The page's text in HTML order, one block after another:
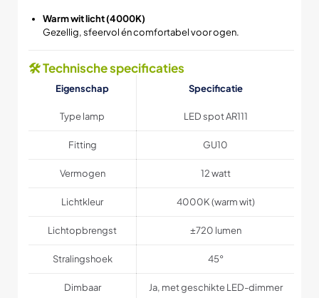
Warm wit licht (4000K)
Gezellig, sfeervol én comfortabel voor ogen.
🛠 Technische specificaties
Eigenschap Specificatie
Type lamp LED spot AR111
Fitting GU10
Vermogen 12 watt
Lichtkleur 4000K (warm wit)
Lichtopbrengst ±720 lumen
Stralingshoek 45°
Dimbaar Ja, met geschikte LED-dimmer